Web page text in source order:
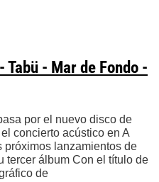
- Mar de Fondo -
por el nuevo disco de
concierto acústico en A
próximos lanzamientos de
tercer álbum Con el título de
de